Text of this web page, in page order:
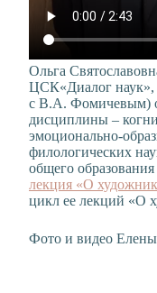
Ольга
ЦСК«Диалог наук»,
с В.А. Фомичевым)
дисциплины –
эмоционально-
филологических
общего
лекция «О
цикл ее лекций «О
Фото и видео